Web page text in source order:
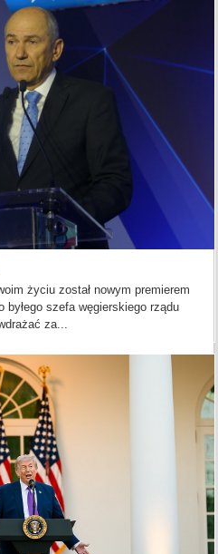
życiu został nowym premierem
byłego szefa węgierskiego rządu
za...